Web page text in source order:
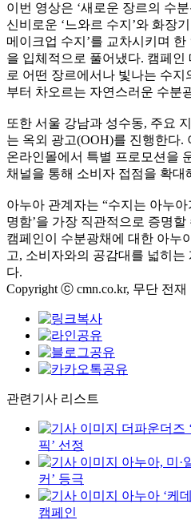
이번 영상은 ‘새로운 장르의 수
신비로운 ‘느와르 수지’와 화장
메이크업 수지’를 교차시키며
을 입체적으로 풀어냈다. 캠페인
로 어떤 장르에서나 빛나는 수
부터 차오르는 자연스러운 수분
또한 서울 강남과 성수동, 주요
는 옥외 광고(OOH)를 진행한다.
온라인몰에서 특별 프로모션을
채널을 통해 소비자 접점을 확대
아누아 관계자는 “수지는 아누
명함’을 가장 직관적으로 증명할
캠페인이 수분광채에 대한 아누
고, 소비자와의 공감대를 넓히는
다.
Copyright ⓒ cmn.co.kr, 무단 전재
관련기사 리스트
더파운더즈
픽’ 선정
아누아, 미·
커’ 등극
아누아 ‘케
캠페인